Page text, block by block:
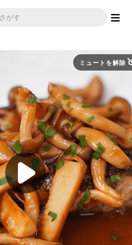
ミュートを解除